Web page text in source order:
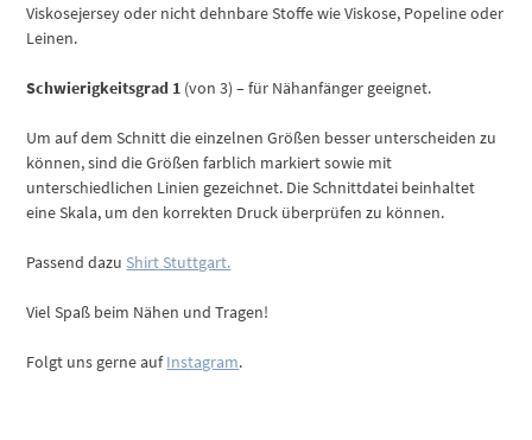
Viskosejersey oder nicht dehnbare Stoffe wie Viskose, Popeline oder
Leinen.
Schwierigkeitsgrad 1 (von 3) – für Nähanfänger geeignet.
Um auf dem Schnitt die einzelnen Größen besser unterscheiden zu
können, sind die Größen farblich markiert sowie mit
unterschiedlichen Linien gezeichnet. Die Schnittdatei beinhaltet
eine Skala, um den korrekten Druck überprüfen zu können.
Passend dazu Shirt Stuttgart.
Viel Spaß beim Nähen und Tragen!
Folgt uns gerne aufInstagram.